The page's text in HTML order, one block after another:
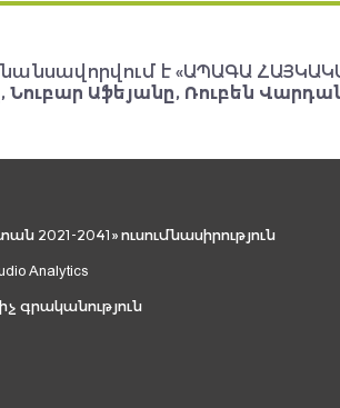
է «ԱՊԱԳԱ
Աֆեյանը, Ռուբեն
2021-2041» ուսումնասիրություն
Analytics
գրականություն